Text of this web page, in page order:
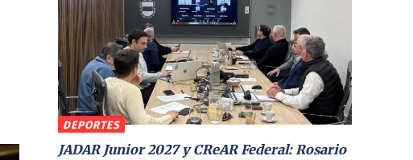
DEPORTES
JADAR Junior 2027 y CReAR Federal: Rosario